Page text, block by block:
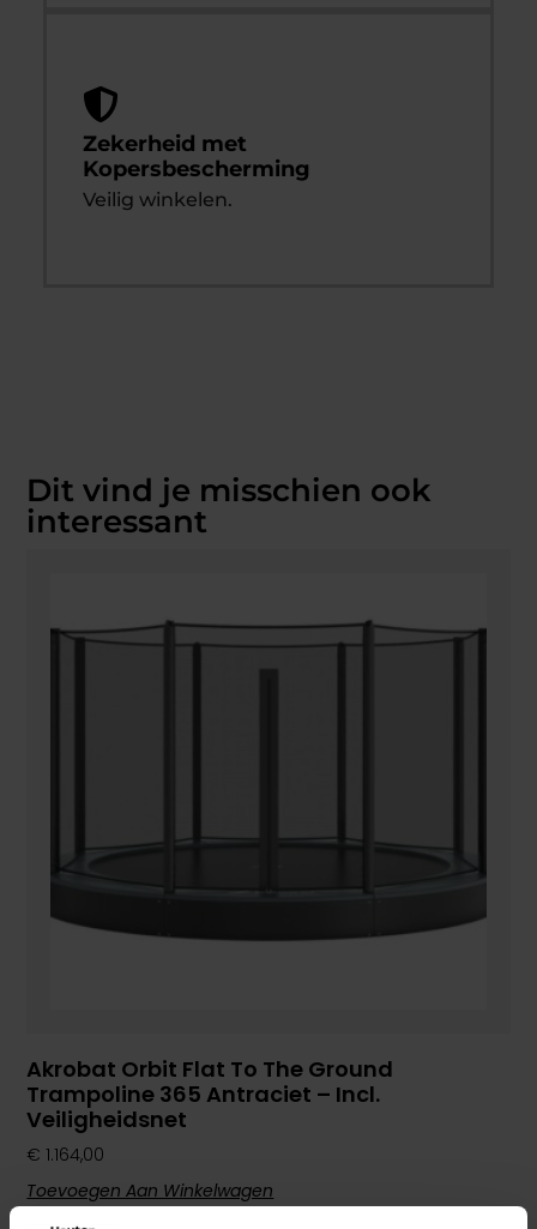
Zekerheid met
Kopersbescherming
Veilig winkelen.
Dit vind je misschien ook
interessant
Akrobat Orbit Flat To The Ground
Trampoline 365 Antraciet – Incl.
Veiligheidsnet
€ 1.164,00
Toevoegen Aan Winkelwagen